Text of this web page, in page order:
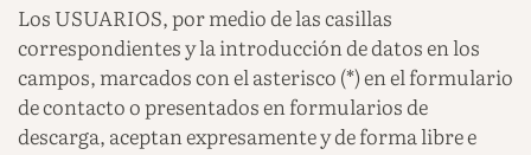
Los USUARIOS, por medio de las casillas
correspondientes y la introducción de datos en los
campos, marcados con el asterisco (*) en el formulario
de contacto o presentados en formularios de
descarga, aceptan expresamente y de forma libre e